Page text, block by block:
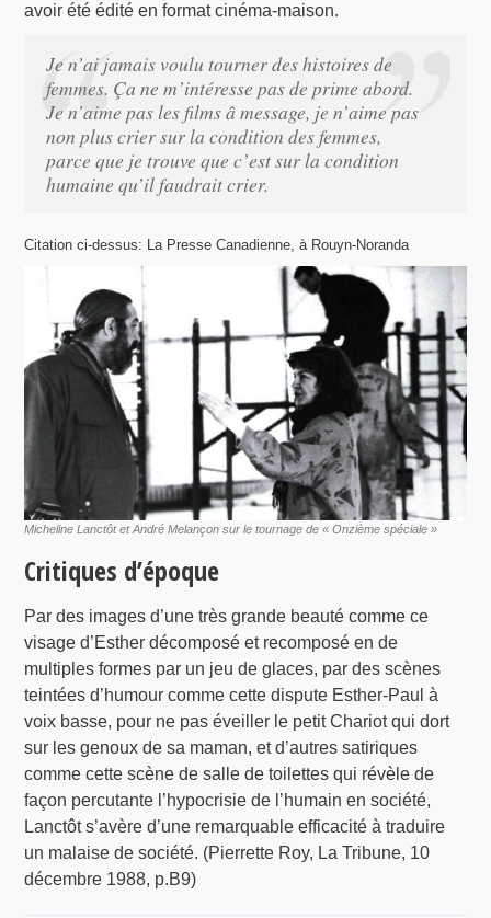
avoir été édité en format cinéma-maison.
Je n’ai jamais voulu tourner des histoires de
femmes. Ça ne m’intéresse pas de prime abord.
Je n’aime pas les films â message, je n’aime pas
non plus crier sur la condition des femmes,
parce que je trouve que c’est sur la condition
humaine qu’il faudrait crier.
Citation ci-dessus: La Presse Canadienne, à Rouyn-Noranda
Micheline Lanctôt et André Melançon sur le tournage de « Onzième spéciale »
Critiques d’époque
Par des images d’une très grande beauté comme ce
visage d’Esther décomposé et recomposé en de
multiples formes par un jeu de glaces, par des scènes
teintées d’humour comme cette dispute Esther-Paul à
voix basse, pour ne pas éveiller le petit Chariot qui dort
sur les genoux de sa maman, et d’autres satiriques
comme cette scène de salle de toilettes qui révèle de
façon percutante l’hypocrisie de l’humain en société,
Lanctôt s’avère d’une remarquable efficacité à traduire
un malaise de société. (Pierrette Roy, La Tribune, 10
décembre 1988, p.B9)